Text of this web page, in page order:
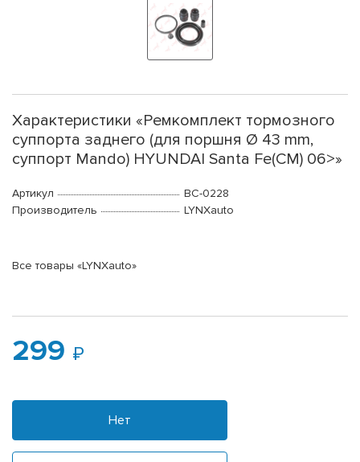
Характеристики «Ремкомплект тормозного
суппорта заднего (для поршня Ø 43 mm,
суппорт Mando) HYUNDAI Santa Fe(CM) 06>»
Артикул
BC-0228
Производитель
LYNXauto
Все товары «LYNXauto»
299
Нет